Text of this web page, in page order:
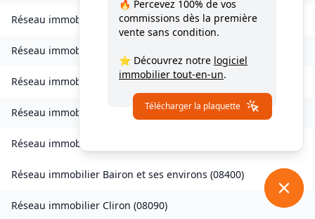
Réseau immobilier Chagny(08430)
Réseau immobilier
Réseau immobilier Chardeny(08400)
Réseau immobilier Chatel-Chéhéry(08250)
Réseau immobilier
Réseau immobilier Bairon et ses environs (08400)
Réseau immobilier Cliron (08090)
🔥 Percevez 100% de vos
commissions dès la première
vente sans condition.
⭐ Découvrez notre logiciel
immobilier tout-en-un.
Télécharger la plaquette